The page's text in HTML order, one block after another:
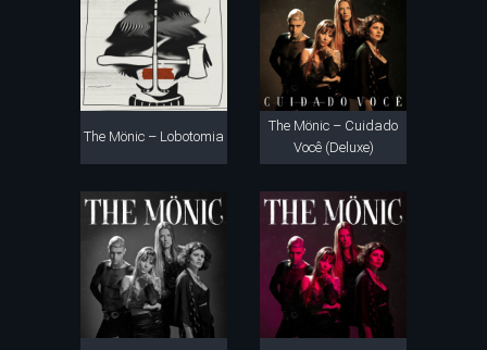
The Mönic – Lobotomia
The Mönic – Cuidado
Você (Deluxe)